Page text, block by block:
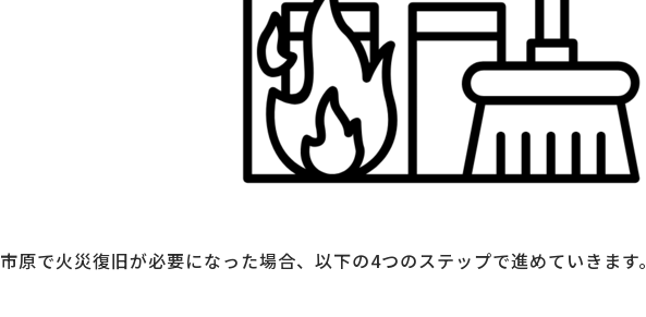
市原で火災復旧が必要になった場合、以下の4つのステップで進めていきます。